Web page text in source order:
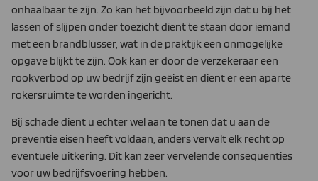
onhaalbaar te zijn. Zo kan het bijvoorbeeld zijn dat u bij het
lassen of slijpen onder toezicht dient te staan door iemand
met een brandblusser, wat in de praktijk een onmogelijke
opgave blijkt te zijn. Ook kan er door de verzekeraar een
rookverbod op uw bedrijf zijn geëist en dient er een aparte
rokersruimte te worden ingericht.
Bij schade dient u echter wel aan te tonen dat u aan de
preventie eisen heeft voldaan, anders vervalt elk recht op
eventuele uitkering. Dit kan zeer vervelende consequenties
voor uw bedrijfsvoering hebben.